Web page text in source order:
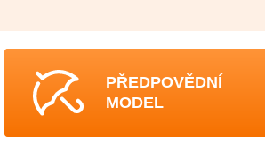
PŘEDPOVĚDNÍ
MODEL